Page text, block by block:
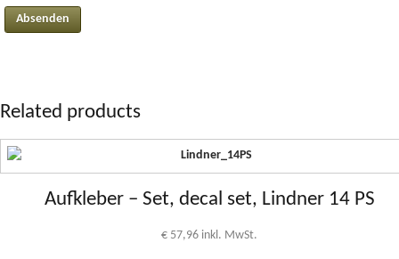
Related products
Aufkleber – Set, decal set, Lindner 14 PS
€ 57,96 inkl. MwSt.